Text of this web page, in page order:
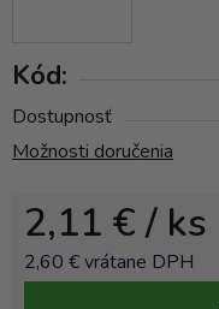
Kód:
Dostupnosť
Možnosti doručenia
2,11 €/ ks
2,60 € vrátane DPH